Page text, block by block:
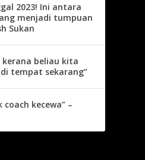
2023! Ini antara
menjadi tumpuan
Sukan
kerana beliau kita
tempat sekarang”
coach kecewa” –